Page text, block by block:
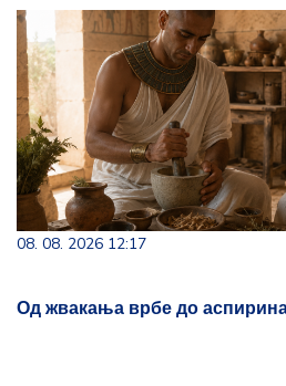
08. 08. 2026 12:17
Од жвакања врбе до